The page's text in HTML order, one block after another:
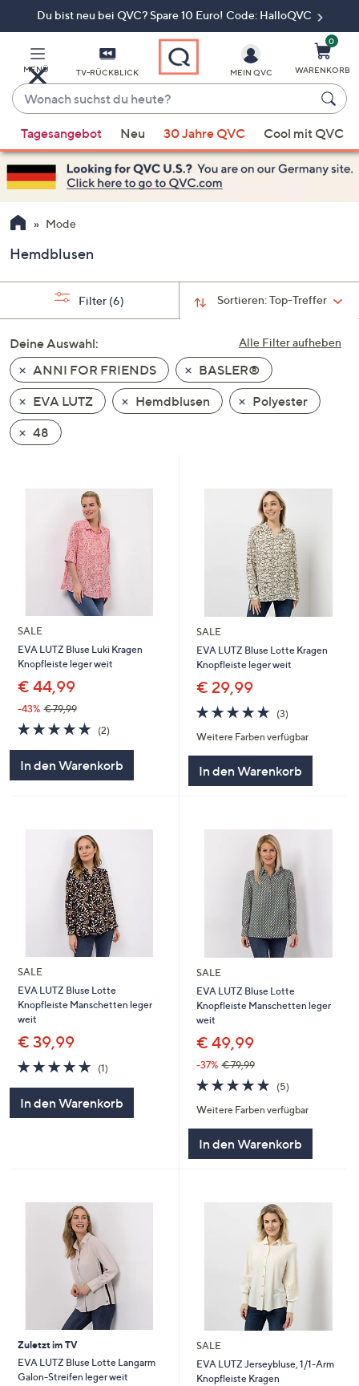
Du bist neu bei QVC? Spare 10 Euro! Code: HalloQVC
MENÜ TV-RÜCKBLICK
Wonach
suchst
du
heute?
Vorschläge
verfügbar
sind,
verwenden
Sie
Pfeiltasten
nach
und
nach
unten
oder
wischen
Sie
auf
anzuzeigen.
MEIN QVC
0
WARENKORB
Tagesangebot Neu 30 Jahre QVC Cool mit QVC
Mode
Hemdblusen
Sortieren:Top-Treffer
Filter (6)
Alle Filter aufheben
Deine Auswahl:
ANNI FOR FRIENDS
BASLER®
EVA LUTZ
Hemdblusen
Polyester
48
SALE
EVA LUTZ Bluse Luki Kragen
Knopfleiste leger weit
€ 44,99
-43% € 79,99
5.0
von
(2)2
In den Warenkorb
SALE
EVA LUTZ Bluse Lotte Kragen
Knopfleiste leger weit
€ 29,99
5.0
von
5
(3)3
Weitere Farben verfügbar
In den Warenkorb
SALE
EVA LUTZ Bluse Lotte
Knopfleiste Manschetten leger
weit
€ 39,99
5.0
von
(1)1
In den Warenkorb
SALE
EVA LUTZ Bluse Lotte
Knopfleiste Manschetten leger
weit
€ 49,99
-37% € 79,99
4.8
von
5
(5)5
Weitere Farben verfügbar
In den Warenkorb
Zuletzt im TV
EVA LUTZ Bluse Lotte Langarm
Galon-Streifen leger weit
SALE
EVA LUTZ Jerseybluse, 1/1-Arm
Knopfleiste Kragen